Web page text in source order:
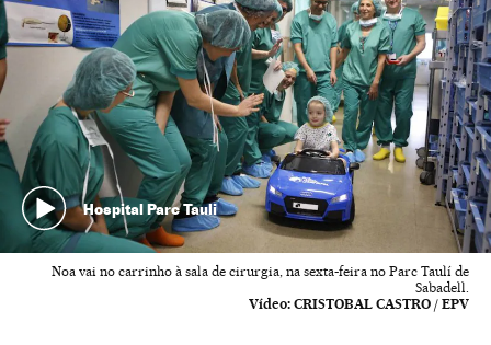
Hospital Parc Tauli
Noa vai no carrinho à sala de cirurgia, na sexta-feira no Parc Taulí de
Sabadell.
Vídeo: CRISTOBAL CASTRO / EPV